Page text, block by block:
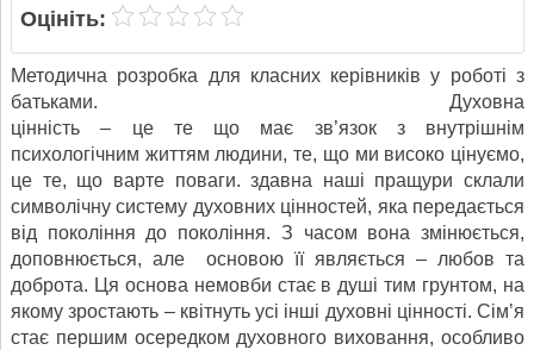
Оцініть:
Методична розробка для класних керівників у роботі з
батьками. Духовна
цінність – це те що має зв’язок з внутрішнім
психологічним життям людини, те, що ми високо цінуємо,
це те, що варте поваги. здавна наші пращури склали
символічну систему духовних цінностей, яка передається
від покоління до покоління. З часом вона змінюється,
доповнюється, але основою її являється – любов та
доброта. Ця основа немовби стає в душі тим грунтом, на
якому зростають – квітнуть усі інші духовні цінності. Сім’я
стає першим осередком духовного виховання, особливо